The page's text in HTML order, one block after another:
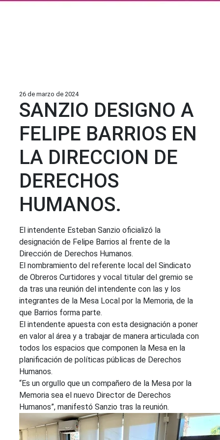
26 de marzo de 2024
SANZIO DESIGNO A
FELIPE BARRIOS EN
LA DIRECCION DE
DERECHOS
HUMANOS.
El intendente Esteban Sanzio oficializó la
designación de Felipe Barrios al frente de la
Dirección de Derechos Humanos.
El nombramiento del referente local del Sindicato
de Obreros Curtidores y vocal titular del gremio se
da tras una reunión del intendente con las y los
integrantes de la Mesa Local por la Memoria, de la
que Barrios forma parte.
El intendente apuesta con esta designación a poner
en valor al área y a trabajar de manera articulada con
todos los espacios que componen la Mesa en la
planificación de políticas públicas de Derechos
Humanos.
“Es un orgullo que un compañero de la Mesa por la
Memoria sea el nuevo Director de Derechos
Humanos”, manifestó Sanzio tras la reunión.